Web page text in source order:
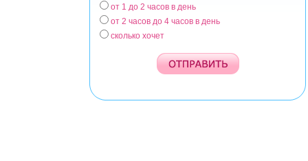
от 1 до 2 часов в день
от 2 часов до 4 часов в день
сколько хочет